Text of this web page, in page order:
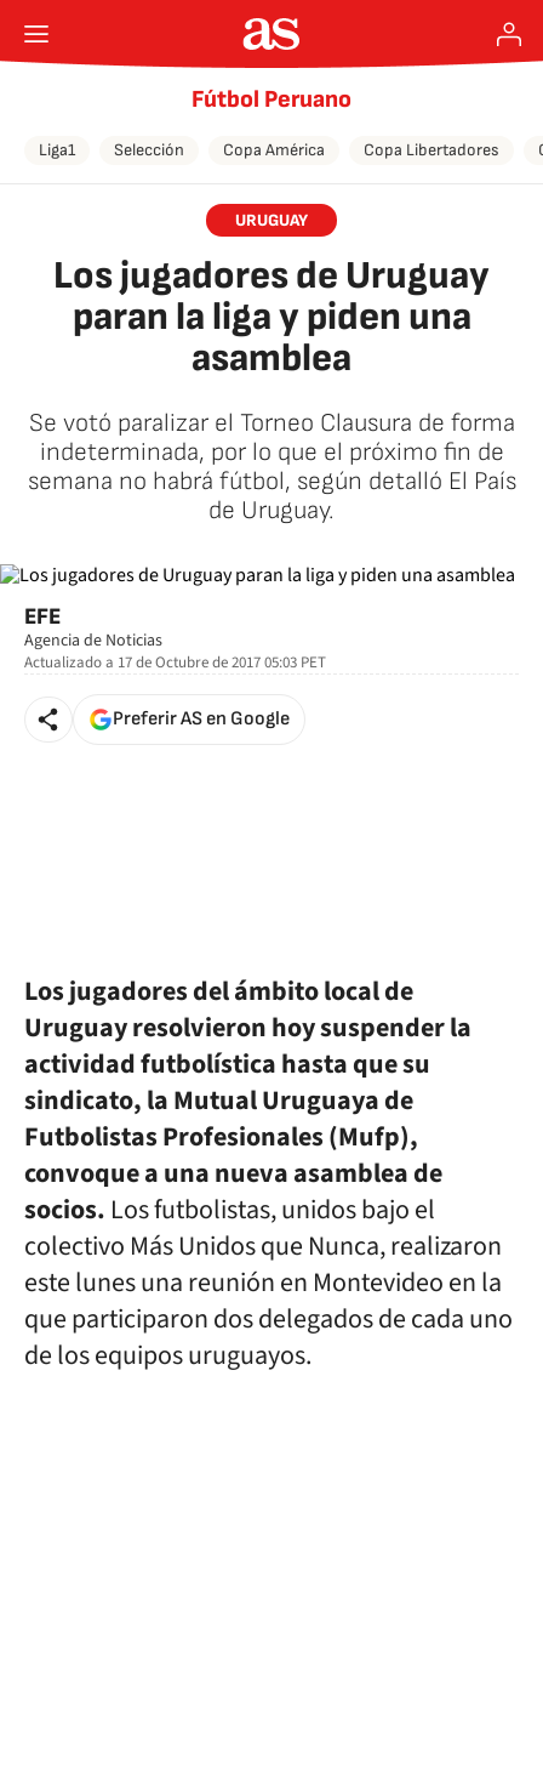
Fútbol Peruano
Liga1 Selección Copa América Copa Libertadores
URUGUAY
Los jugadores de Uruguay
paran la liga y piden una
asamblea
Se votó paralizar el Torneo Clausura de forma
indeterminada, por lo que el próximo fin de
semana no habrá fútbol, según detalló El País
de Uruguay.
EFE
Agencia de Noticias
Actualizado a 17 de Octubre de 2017 05:03 PET
Preferir AS en Google
Los jugadores del ámbito local de
Uruguay resolvieron hoy suspender la
actividad futbolística hasta que su
sindicato, la Mutual Uruguaya de
Futbolistas Profesionales (Mufp),
convoque a una nueva asamblea de
socios. Los futbolistas, unidos bajo el
colectivo Más Unidos que Nunca, realizaron
este lunes una reunión en Montevideo en la
que participaron dos delegados de cada uno
de los equipos uruguayos.